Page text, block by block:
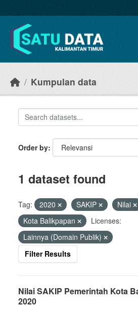
Kumpulan data
Order by
1 dataset found
Tag: 2020 SAKIP Nilai
Kota Balikpapan
Licenses:
Lainnya (Domain Publik)
Filter Results
Nilai SAKIP Pemerintah Kota
2020